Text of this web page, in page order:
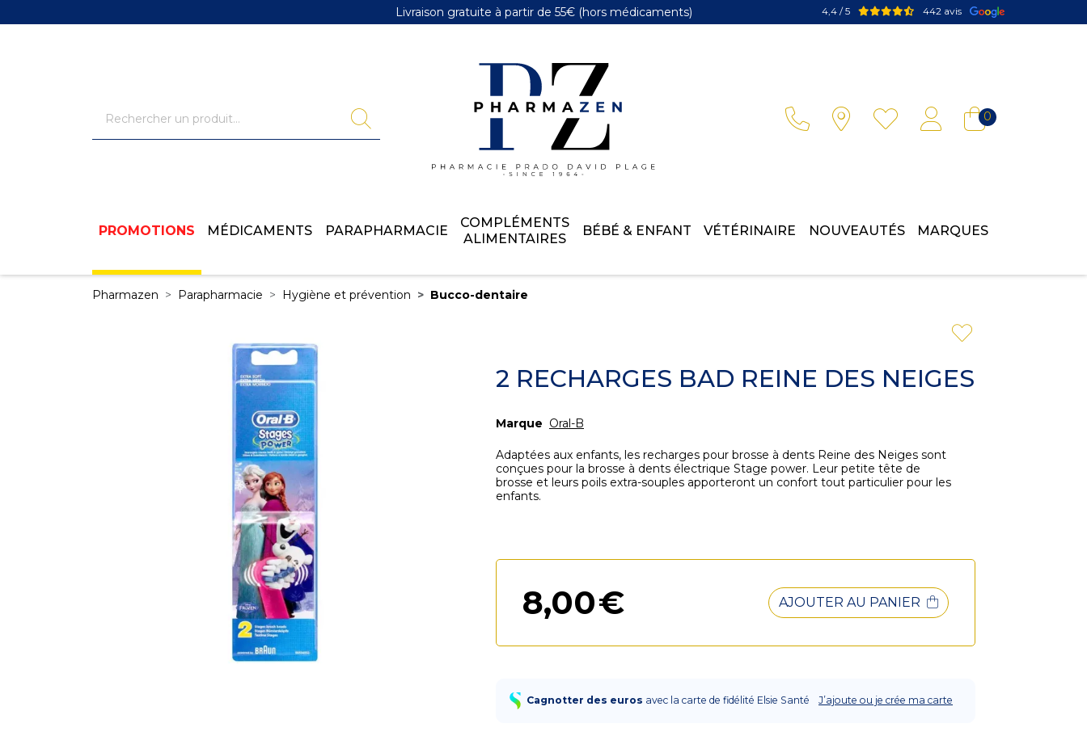
Livraison gratuite à partir de 55€(hors médicaments) 4,4 / 5 442 avis
0
PROMOTIONS MÉDICAMENTS PARAPHARMACIE
COMPLÉMENTS
ALIMENTAIRES
BÉBÉ & ENFANT VÉTÉRINAIRE NOUVEAUTÉS MARQUES
Pharmazen Parapharmacie Hygiène et prévention Bucco-dentaire
2 RECHARGES BAD REINE DES NEIGES
Marque Oral-B
Adaptées aux enfants, les recharges pour brosse à dents Reine des Neiges sont
conçues pour la brosse à dents électrique Stage power. Leur petite tête de
brosse et leurs poils extra-souples apporteront un confort tout particulier pour les
enfants.
8,00€ AJOUTER AU PANIER
Cagnotter des euros avec la carte de fidélité Elsie Santé J’ajoute ou je crée ma carte